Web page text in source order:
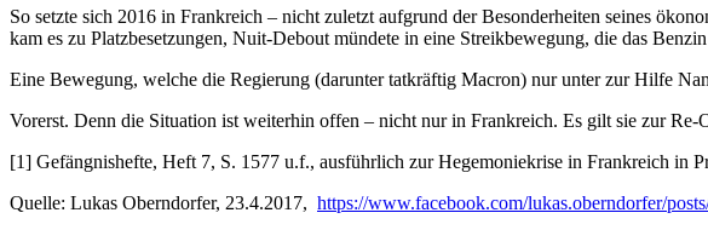
So setzte sich 2016 in Frankreich – nicht zuletzt aufgrund der Besonderheiten seines
kam es zu Platzbesetzungen, Nuit-Debout mündete in eine Streikbewegung, die das
Eine Bewegung, welche die Regierung (darunter tatkräftig Macron) nur unter zur Hilfe
Vorerst. Denn die Situation ist weiterhin offen – nicht nur in Frankreich. Es gilt sie zur
[1] Gefängnishefte, Heft 7, S. 1577 u.f., ausführlich zur Hegemoniekrise in Frankreich in
Quelle: Lukas Oberndorfer, 23.4.2017, https://www.facebook.com/lukas.oberndorfer/